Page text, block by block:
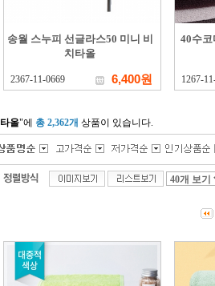
송월 스누피 선글라스50 미니 비
치타올
2367-11-0669 6,400원
40수
1267-
타올"에 총 2,362개 상품이 있습니다.